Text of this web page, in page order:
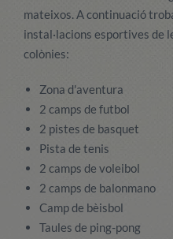
mateixos. A continuació
instal·lacions esportives de
colònies:
Zona d'aventura
2 camps de futbol
2 pistes de basquet
Pista de tenis
2 camps de voleibol
2 camps de balonmano
Camp de bèisbol
Taules de ping-pong